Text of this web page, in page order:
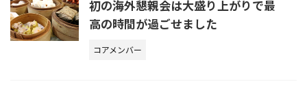
初の海外懇親会は大盛り上がりで最
高の時間が過ごせました
コアメンバー